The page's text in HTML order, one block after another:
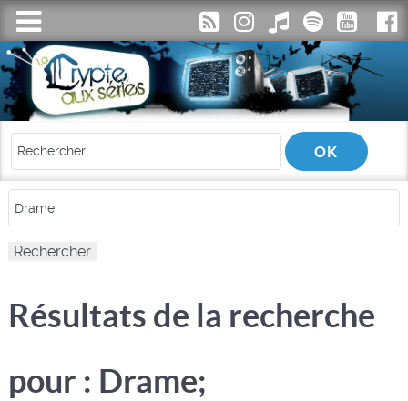
Résultats de la recherche
pour : Drame;